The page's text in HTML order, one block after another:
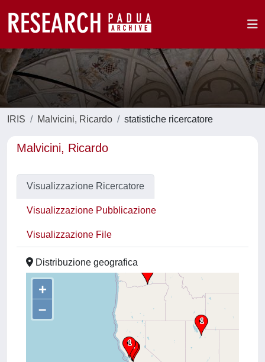
IRIS Malvicini, Ricardo statistiche ricercatore
Malvicini, Ricardo
Visualizzazione Ricercatore
Visualizzazione Pubblicazione
Visualizzazione File
Distribuzione geografica
+
–